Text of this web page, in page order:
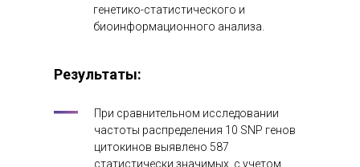
Результаты:
При сравнительном исследовании
частоты распределения 10 SNP генов
цитокинов выявлено 587
статистически значимых, с учетом
генетико-статистического и
биоинформационного анализа.